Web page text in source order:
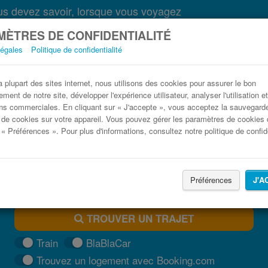
DE CONFIDENTIALITÉ
Politique de confidentialité
plupart des sites internet, nous utilisons des cookies pour assurer le bon
de notre site, développer l'expérience utilisateur, analyser l'utilisation
commerciales. En cliquant sur « J'accepte », vous acceptez la
cookies sur votre appareil. Vous pouvez gérer les paramètres de cookies
Préférences ». Pour plus d'informations, consultez notre politique de
Préférences
devez savoir, lorsque vous voyagez
Bus Armavir, Arménie Paris pas cher
Trouvez votre billet de bus moins cher
TROUVER UN TRAJET
Train
BlaBlaCar
Trouvez un logement avec Booking.com